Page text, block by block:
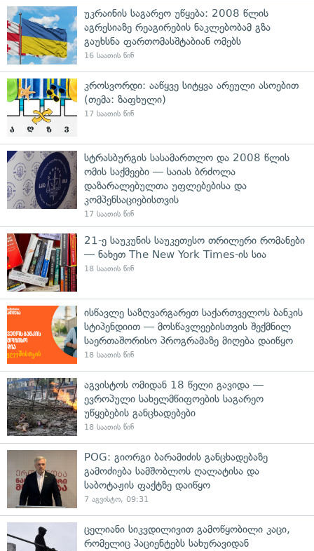
უკრაინის საგარეო უწყება: 2008 წლის
აგრესიაზე რეაგირების ნაკლებობამ გზა
გაუხსნა ფართომასშტაბიან ომებს
16 საათის წინ
კროსვორდი: ააწყვე სიტყვა არეული ასოებით
(თემა: ზაფხული)
17 საათის წინ
სტრასბურგის სასამართლო და 2008 წლის
ომის საქმეები — საიას ბრძოლა
დაზარალებულთა უფლებებისა და
კომპენსაციებისთვის
17 საათის წინ
21-ე საუკუნის საუკეთესო თრილერი რომანები
— ნახეთ The New York Times-ის სია
18 საათის წინ
ისწავლე საზღვარგარეთ საქართველოს ბანკის
სტიპენდიით — მოსწავლეებისთვის შექმნილ
საერთაშორისო პროგრამაზე მიღება დაიწყო
18 საათის წინ
აგვისტოს ომიდან 18 წელი გავიდა —
ევროპული სახელმწიფოების საგარეო
უწყებების განცხადებები
18 საათის წინ
POG: გიორგი ბარამიძის განცხადებაზე
გამოძიება სამშობლოს ღალატისა და
საბოტაჟის ფაქტზე დაიწყო
7 აგვისტო, 09:31
ცელიანი სიკვდილივით გამოწყობილი კაცი,
რომელიც პაციენტებს სახურავიდან